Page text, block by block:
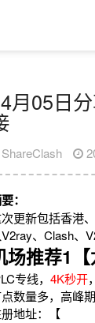
月05日
ShareClash
：
更新包括香港
V2ray、Clash、
场推荐1【
专线，4K秒开
数量多，高峰
地址：【